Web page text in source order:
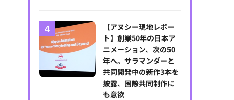
【アヌシー現地レポー
ト】創業50年の日本ア
ニメーション、次の50
年へ。サラマンダーと
共同開発中の新作3本を
披露、国際共同制作に
も意欲